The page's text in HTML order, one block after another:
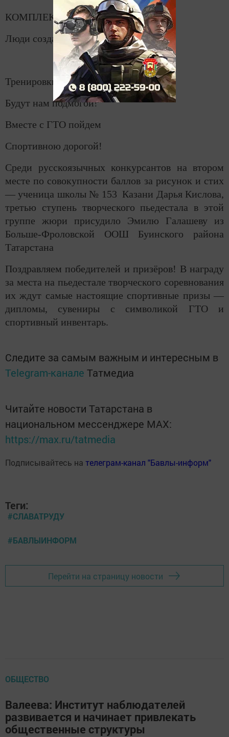
КОМПЛЕКС спорта и здоровья
Люди создали давно.
Тренировки, физкультура
Будут нам подмогой!
Вместе с ГТО пойдем
Спортивною дорогой!
Среди русскоязычных конкурсантов на втором
месте по совокупности баллов за рисунок и стих
— ученица школы № 153 Казани Дарья Кислова,
третью ступень творческого пьедестала в этой
группе жюри присудило Эмилю Галашеву из
Больше-Фроловской ООШ Буинского района
Татарстана
Поздравляем победителей и призёров! В награду
за места на пьедестале творческого соревнования
их ждут самые настоящие спортивные призы —
дипломы, сувениры с символикой ГТО и
спортивный инвентарь.
Следите за самым важным и интересным в
Telegram-канале Татмедиа
Читайте новости Татарстана в
национальном мессенджере MАХ:
https://max.ru/tatmedia
Подписывайтесь на телеграм-канал "Бавлы-информ"
Теги:
#СЛАВАТРУДУ
#БАВЛЫИНФОРМ
Перейти на страницу новости
ОБЩЕСТВО
Валеева: Институт наблюдателей
развивается и начинает привлекать
общественные структуры